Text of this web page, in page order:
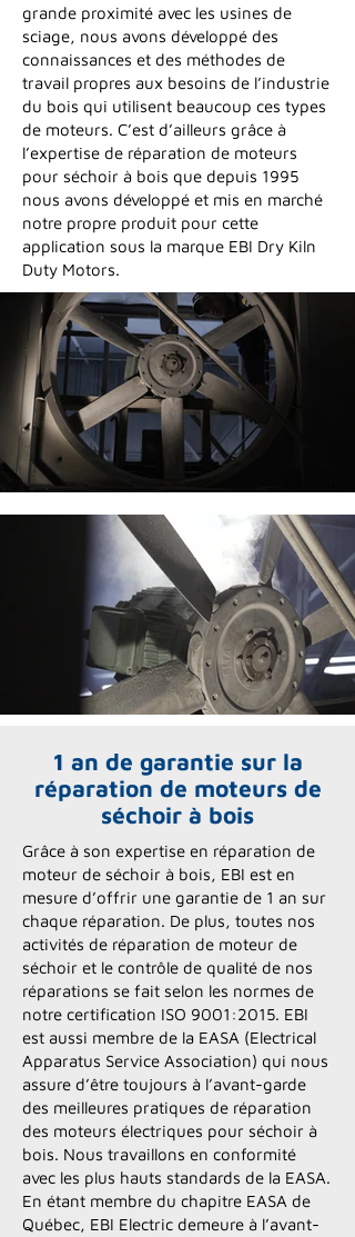
grande proximité avec les usines de
sciage, nous avons développé des
connaissances et des méthodes de
travail propres aux besoins de l’industrie
du bois qui utilisent beaucoup ces types
de moteurs. C’est d’ailleurs grâce à
l’expertise de réparation de moteurs
pour séchoir à bois que depuis 1995
nous avons développé et mis en marché
notre propre produit pour cette
application sous la marque EBI Dry Kiln
Duty Motors.
1 an de garantie sur la
réparation de moteurs de
séchoir à bois
Grâce à son expertise en réparation de
moteur de séchoir à bois, EBI est en
mesure d’offrir une garantie de 1 an sur
chaque réparation. De plus, toutes nos
activités de réparation de moteur de
séchoir et le contrôle de qualité de nos
réparations se fait selon les normes de
notre certification ISO 9001:2015. EBI
est aussi membre de la EASA (Electrical
Apparatus Service Association) qui nous
assure d’être toujours à l’avant-garde
des meilleures pratiques de réparation
des moteurs électriques pour séchoir à
bois. Nous travaillons en conformité
avec les plus hauts standards de la EASA.
En étant membre du chapitre EASA de
Québec, EBI Electric demeure à l’avant-